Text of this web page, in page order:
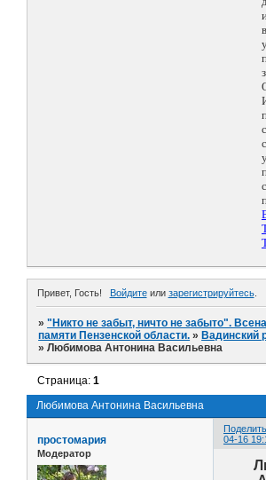
Привет, Гость! Войдитеили зарегистрируйтесь.
»"Никто не забыт, ничто не забыто".
памяти Пензенской области. » Вадинский
»Любимова Антонина Васильевна
Любимова Антонина Васильевна
Страница:1
04-16
простомария
Модератор